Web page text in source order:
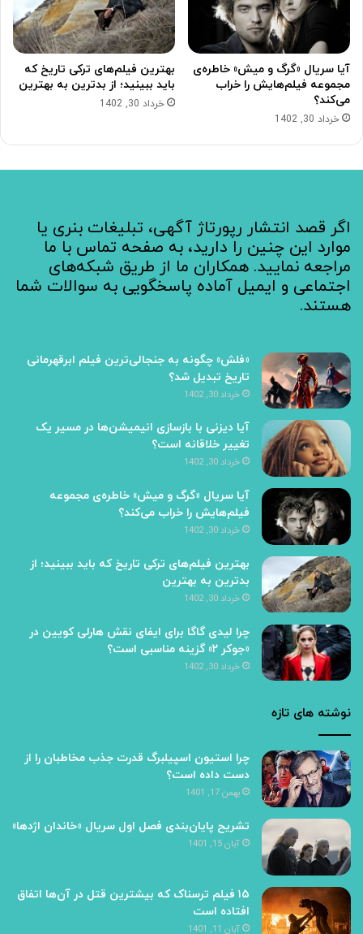
آیا سریال «گرگ و میش» خاطره‌ی
مجموعه‌ فیلم‌هایش را خراب
می‌کند؟
خرداد 30, 1402
بهترین فیلم‌های ترکی تاریخ که
باید ببینید؛ از بدترین به بهترین
خرداد 30, 1402
اگر قصد انتشار رپورتاژ آگهی، تبلیغات بنری یا
موارد این چنین را دارید، به صفحه تماس با ما
مراجعه نمایید. همکاران ما از طریق شبکه‌های
اجتماعی و ایمیل آماده پاسخگویی به سوالات شما
هستند.
«فلش» چگونه به جنجالی‌ترین فیلم ابرقهرمانی
تاریخ تبدیل شد؟
خرداد 30, 1402
آیا دیزنی با بازسازی انیمیشن‌ها در مسیر یک
تغییر خلاقانه است؟
خرداد 30, 1402
آیا سریال «گرگ و میش» خاطره‌ی مجموعه‌
فیلم‌هایش را خراب می‌کند؟
خرداد 30, 1402
بهترین فیلم‌های ترکی تاریخ که باید ببینید؛ از
بدترین به بهترین
خرداد 30, 1402
چرا لیدی گاگا برای ایفای نقش هارلی کویین در
«جوکر ۲» گزینه مناسبی است؟
خرداد 30, 1402
نوشته های تازه
چرا استیون اسپیلبرگ قدرت جذب مخاطبان را از
دست داده است؟
بهمن 17, 1401
تشریح پایان‌بندی فصل اول سریال «خاندان‌ اژدها»
آبان 15, 1401
۱۵ فیلم ترسناک که بیشترین قتل در آن‌ها اتفاق
افتاده است
آبان 11, 1401